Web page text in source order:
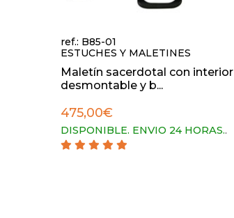
ref.: B85-01
ESTUCHES Y MALETINES
Maletín sacerdotal con interior
desmontable y b...
475,00€
DISPONIBLE. ENVIO 24 HORAS..